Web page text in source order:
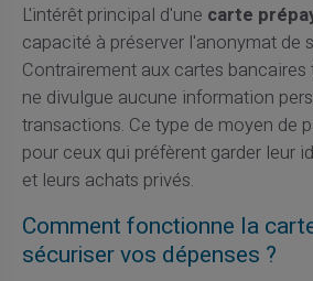
L'intérêt principal d'une carte
capacité à préserver l'anonymat de
Contrairement aux cartes
ne divulgue aucune information
transactions. Ce type de moyen de
pour ceux qui préfèrent garder leur
et leurs achats privés.
Comment fonctionne la
sécuriser vos dépenses ?